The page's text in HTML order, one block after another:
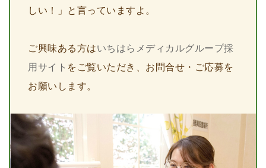
しい！」と言っていますよ。
ご興味ある方はいちはらメディカルグループ採
用サイト をご覧いただき、お問合せ・ご応募を
お願いします。